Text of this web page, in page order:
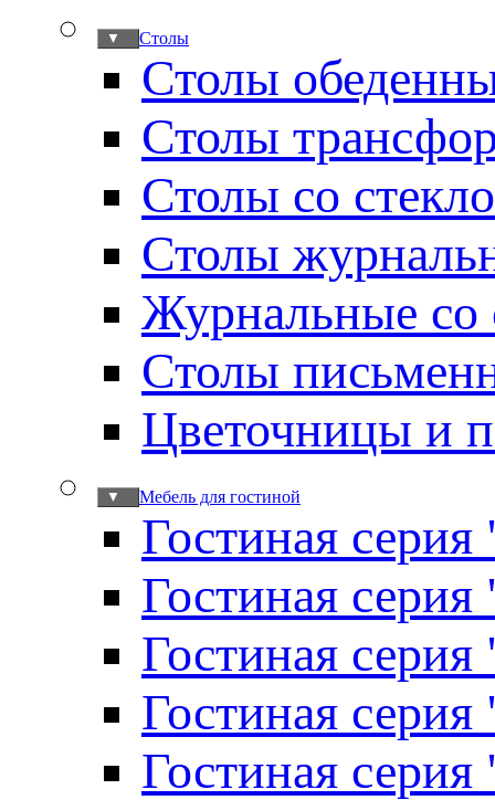
Столы
▼
Столы
Столы
Столы со
Столы
Журнальные со
Столы
Цветочницы и
Мебель для гостиной
▼
Гостиная
Гостиная
Гостиная
Гостиная
Гостиная